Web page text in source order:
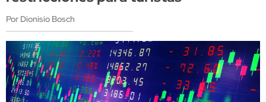
Por Dionisio Bosch